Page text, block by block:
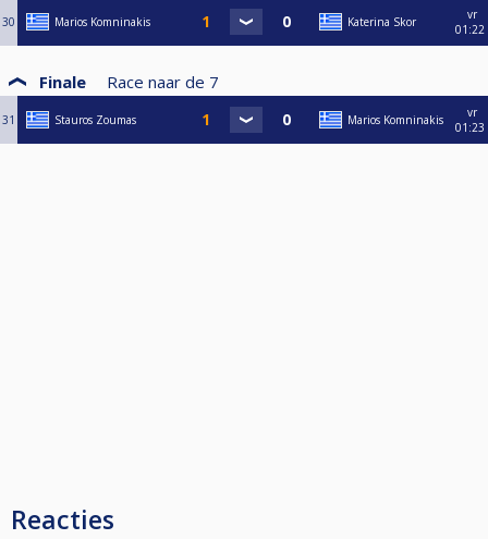
30 Marios Komninakis Katerina Skor
vr
01:22
Finale Race naar de 7
31 Stauros Zoumas Marios Komninakis
vr
01:23
Reacties